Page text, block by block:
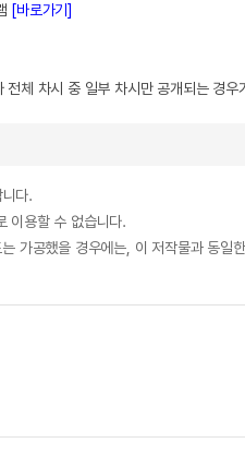
[바로가기]
체 차시 중 일부 차시만 공개되는 경우
다.
이용할 수 없습니다.
가공했을 경우에는, 이 저작물과 동일